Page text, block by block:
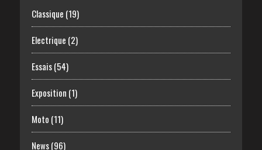
Classique (19)
Electrique (2)
Essais(54)
Exposition (1)
Moto (11)
News(96)